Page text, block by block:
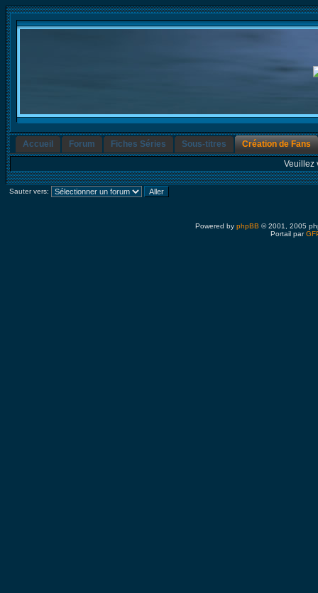
Accueil Forum Fiches Séries Sous-titres
Création de Fans
Veuillez
Sauter vers:
Powered by phpBB © 2001, 2005
Portail par